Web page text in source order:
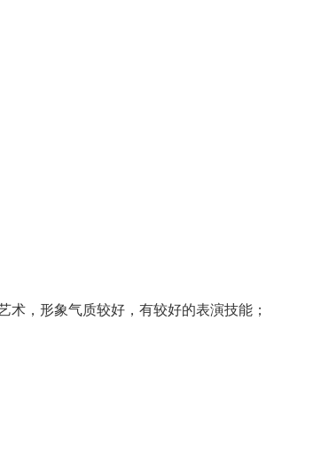
，形象气质较好，有较好的表演技能；